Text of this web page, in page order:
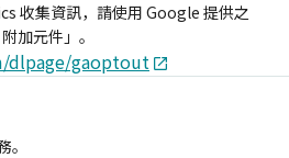
收集資訊，請使用 Google 提供之
加元件」。
dlpage/gaoptout